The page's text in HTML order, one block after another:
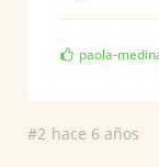
paola-
#2 hace 6 años